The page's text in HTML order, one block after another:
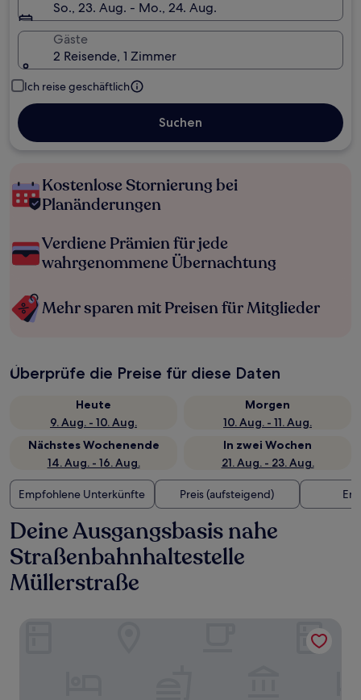
So., 23. Aug. - Mo., 24. Aug.
Gäste
2 Reisende, 1 Zimmer
Ich reise geschäftlich
Suchen
Kostenlose Stornierung bei
Planänderungen
Verdiene Prämien für jede
wahrgenommene Übernachtung
Mehr sparen mit Preisen für Mitglieder
Überprüfe die Preise für diese Daten
Heute
9. Aug. - 10. Aug.
Morgen
10. Aug. - 11. Aug.
Nächstes Wochenende
14. Aug. - 16. Aug.
In zwei Wochen
21. Aug. - 23. Aug.
Empfohlene Unterkünfte Preis (aufsteigend)
Deine Ausgangsbasis nahe
Straßenbahnhaltestelle
Müllerstraße